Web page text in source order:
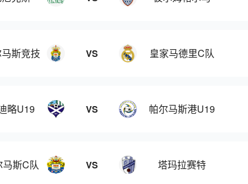
斯竞技 VS 皇家马德里C队
略U19 VS 帕尔马斯港U19
斯C队 VS 塔玛拉赛特